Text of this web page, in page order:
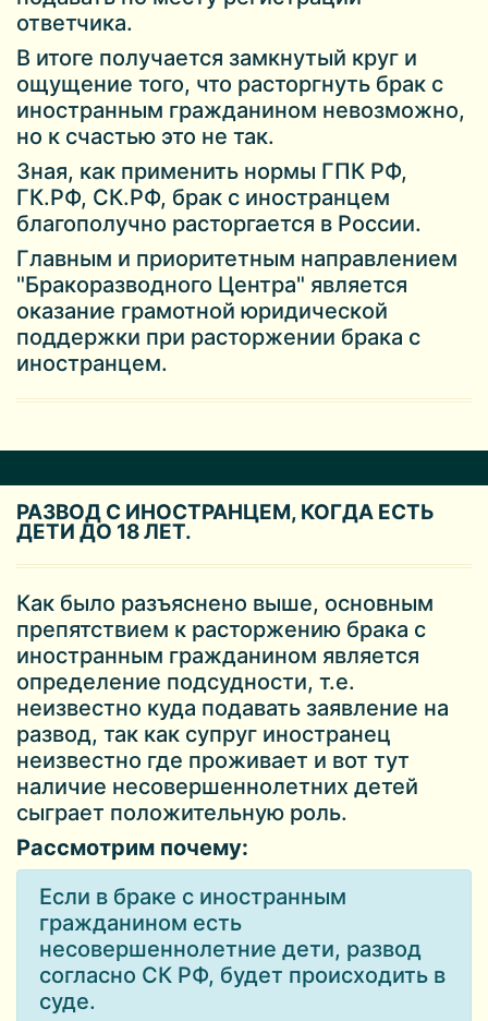
ответчика.
В итоге получается замкнутый круг и
ощущение того, что расторгнуть брак с
иностранным гражданином невозможно,
но к счастью это не так.
Зная, как применить нормы ГПК РФ,
ГК.РФ, СК.РФ, брак с иностранцем
благополучно расторгается в России.
Главным и приоритетным направлением
"Бракоразводного Центра" является
оказание грамотной юридической
поддержки при расторжении брака с
иностранцем.
РАЗВОД С ИНОСТРАНЦЕМ, КОГДА ЕСТЬ
ДЕТИ ДО 18 ЛЕТ.
Как было разъяснено выше, основным
препятствием к расторжению брака с
иностранным гражданином является
определение подсудности, т.е.
неизвестно куда подавать заявление на
развод, так как супруг иностранец
неизвестно где проживает и вот тут
наличие несовершеннолетних детей
сыграет положительную роль.
Рассмотрим почему:
Если в браке с иностранным
гражданином есть
несовершеннолетние дети, развод
согласно СК РФ, будет происходить в
суде.